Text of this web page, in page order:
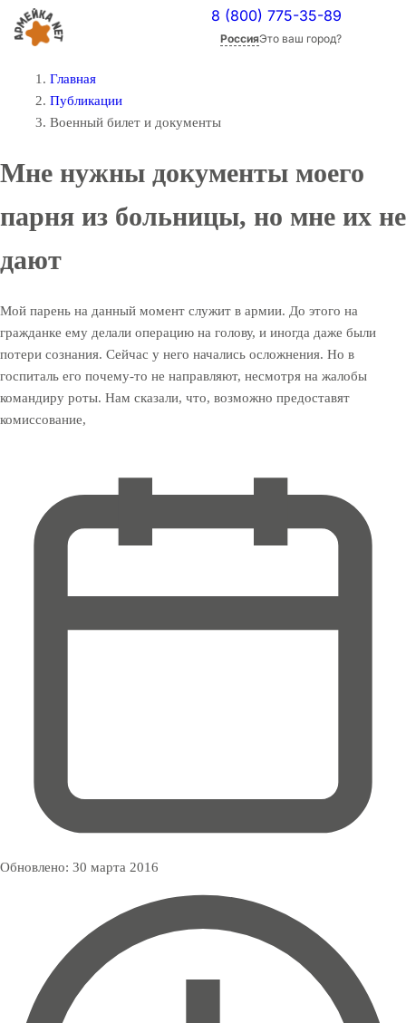
8 (800) 775-35-89
РоссияЭто ваш город?
Главная
Публикации
Военный билет и документы
Мне нужны документы моего
парня из больницы, но мне их не
дают
Мой парень на данный момент служит в армии. До этого на
гражданке ему делали операцию на голову, и иногда даже были
потери сознания. Сейчас у него начались осложнения. Но в
госпиталь его почему-то не направляют, несмотря на жалобы
командиру роты. Нам сказали, что, возможно предоставят
комиссование,
Обновлено: 30 марта 2016